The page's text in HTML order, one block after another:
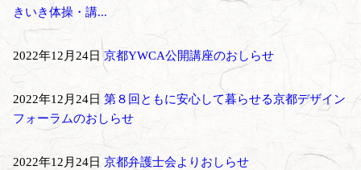
きいき体操・講...
2022年12月24日 京都YWCA公開講座のおしらせ
2022年12月24日 第８回ともに安心して暮らせる京都デザイン
フォーラムのおしらせ
2022年12月24日 京都弁護士会よりおしらせ